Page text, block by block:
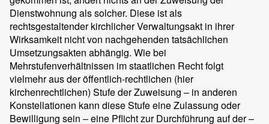
Dienstwohnung als solcher. Diese ist als
rechtsgestaltender kirchlicher Verwaltungsakt in ihrer
Wirksamkeit nicht von nachgehenden tatsächlichen
Umsetzungsakten abhängig. Wie bei
Mehrstufenverhältnissen im staatlichen Recht folgt
vielmehr aus der öffentlich-rechtlichen (hier
kirchenrechtlichen) Stufe der Zuweisung – in anderen
Konstellationen kann diese Stufe eine Zulassung oder
Bewilligung sein – eine Pflicht zur Durchführung auf der –